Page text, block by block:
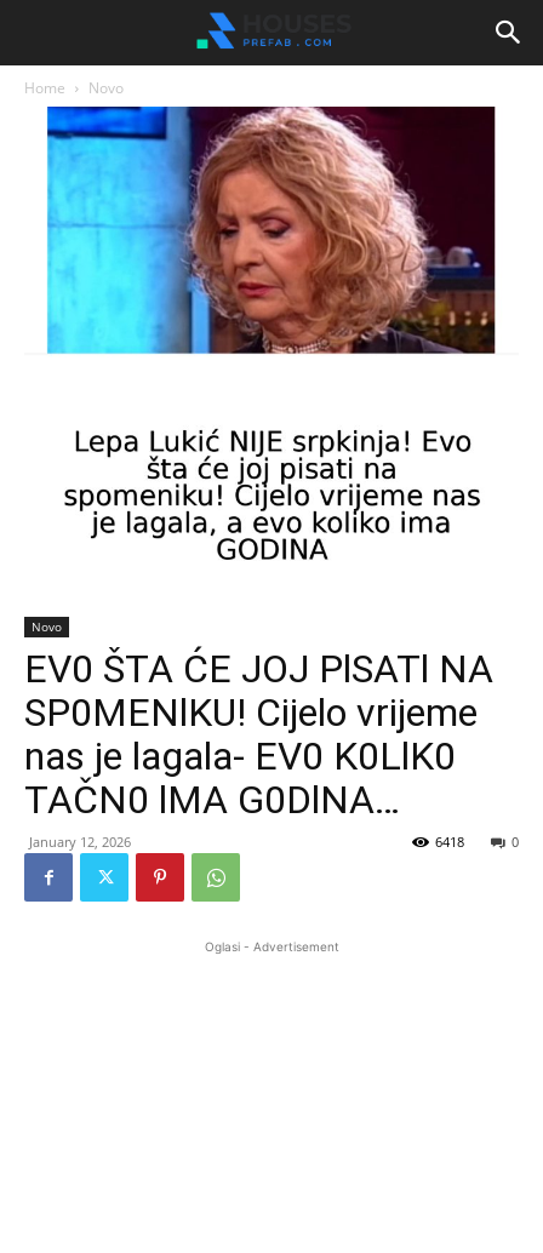
Home Novo
Novo
EV0 ŠTA ĆE JOJ PlSATl NA
SP0MENlKU! Cijelo vrijeme
nas je lagala- EV0 K0LlK0
TAČN0 lMA G0DlNA…
January 12, 2026 0
6418
Oglasi - Advertisement